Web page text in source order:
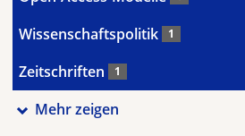
Wissenschaftspolitik 1
Zeitschriften 1
Mehr zeigen